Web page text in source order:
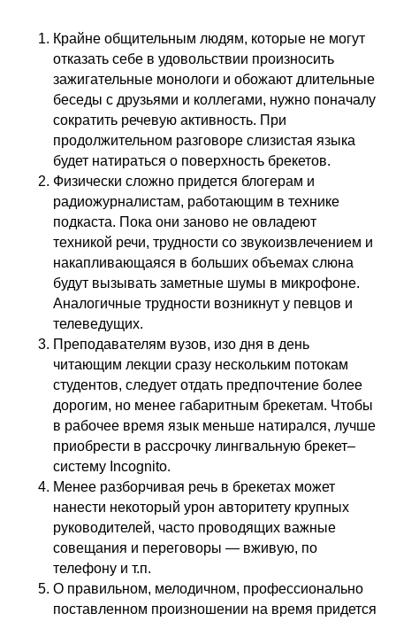
Крайне общительным людям, которые не могут
отказать себе в удовольствии произносить
зажигательные монологи и обожают длительные
беседы с друзьями и коллегами, нужно поначалу
сократить речевую активность. При
продолжительном разговоре слизистая языка
будет натираться о поверхность брекетов.
Физически сложно придется блогерам и
радиожурналистам, работающим в технике
подкаста. Пока они заново не овладеют
техникой речи, трудности со звукоизвлечением и
накапливающаяся в больших объемах слюна
будут вызывать заметные шумы в микрофоне.
Аналогичные трудности возникнут у певцов и
телеведущих.
Преподавателям вузов, изо дня в день
читающим лекции сразу нескольким потокам
студентов, следует отдать предпочтение более
дорогим, но менее габаритным брекетам. Чтобы
в рабочее время язык меньше натирался, лучше
приобрести в рассрочку лингвальную брекет–
систему Incognito.
Менее разборчивая речь в брекетах может
нанести некоторый урон авторитету крупных
руководителей, часто проводящих важные
совещания и переговоры — вживую, по
телефону и т.п.
О правильном, мелодичном, профессионально
поставленном произношении на время придется